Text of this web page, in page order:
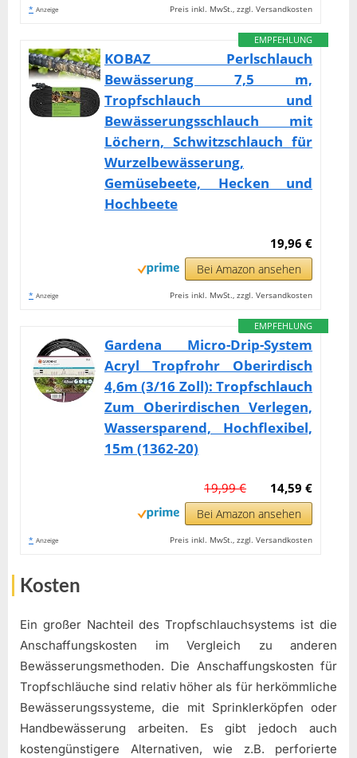
* Anzeige Preis inkl. MwSt., zzgl. Versandkosten
EMPFEHLUNG
KOBAZ Perlschlauch
Bewässerung 7,5 m,
Tropfschlauch und
Bewässerungsschlauch mit
Löchern, Schwitzschlauch für
Wurzelbewässerung,
Gemüsebeete, Hecken und
Hochbeete
19,96 €
Bei Amazon ansehen
* Anzeige Preis inkl. MwSt., zzgl. Versandkosten
EMPFEHLUNG
Gardena Micro-Drip-System
Acryl Tropfrohr Oberirdisch
4,6m (3/16 Zoll): Tropfschlauch
Zum Oberirdischen Verlegen,
Wassersparend, Hochflexibel,
15m (1362-20)
14,59 €
19,99 €
Bei Amazon ansehen
* Anzeige Preis inkl. MwSt., zzgl. Versandkosten
Kosten
Ein großer Nachteil des Tropfschlauchsystems ist die
Anschaffungskosten im Vergleich zu anderen
Bewässerungsmethoden. Die Anschaffungskosten für
Tropfschläuche sind relativ höher als für herkömmliche
Bewässerungssysteme, die mit Sprinklerköpfen oder
Handbewässerung arbeiten. Es gibt jedoch auch
kostengünstigere Alternativen, wie z.B. perforierte